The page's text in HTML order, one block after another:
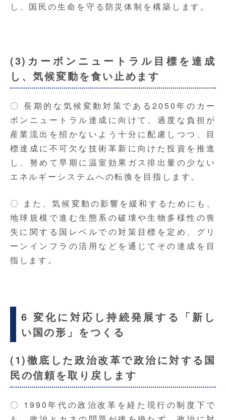
し、国民の生命を守る防災体制を構築します。
(3)カーボンニュートラル目標を達成
し、気候変動を食い止めます
〇 長期的な気候変動対策である2050年のカー
ボンニュートラル達成に向けて、過度な負担が
産業流出を招かないよう十分に配慮しつつ、目
標達成に不可欠な技術革新に向けた投資を推進
し、努めて早期に温室効果ガス排出量の少ない
エネルギーシステムへの転換を目指します。
〇 また、気候変動の影響を緩和するためにも、
地球規模で進む生態系の破壊や生物多様性の喪
失に関する国レベルでの対策目標を定め、グリ
ーンインフラの活用などを通じてその達成を目
指します。
6 変化に対応し持続発展する「新し
い国の形」をつくる
(1)徹底した政治改革で政治に対する国
民の信頼を取り戻します
〇 1990年代の政治改革を経た現行の制度下で